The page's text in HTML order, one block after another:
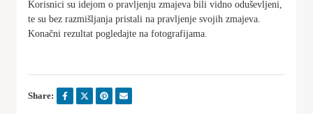
Korisnici su idejom o pravljenju zmajeva bili vidno oduševljeni,
te su bez razmišljanja pristali na pravljenje svojih zmajeva.
Konačni rezultat pogledajte na fotografijama.
Share: